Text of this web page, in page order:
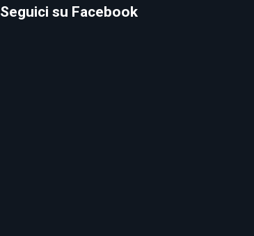
Seguici su Facebook